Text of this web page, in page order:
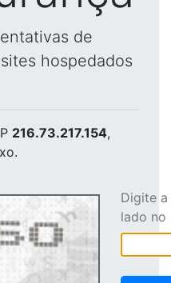
de
hospedados
216.73.217.154,
Digite
lado no